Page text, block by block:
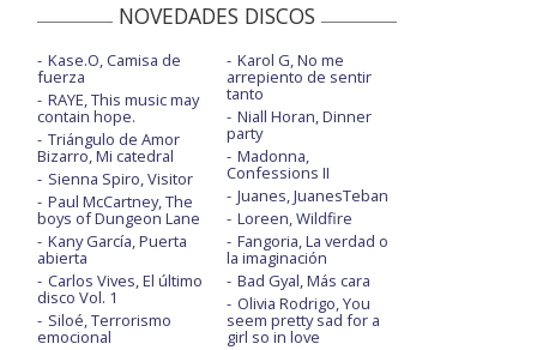
NOVEDADES DISCOS
Kase.O, Camisa de
fuerza
RAYE, This music may
contain hope.
Triángulo de Amor
Bizarro, Mi catedral
Sienna Spiro, Visitor
Paul McCartney, The
boys of Dungeon Lane
Kany García, Puerta
abierta
Carlos Vives, El último
disco Vol. 1
Siloé, Terrorismo
emocional
Karol G, No me
arrepiento de sentir
tanto
Niall Horan, Dinner
party
Madonna,
Confessions II
Juanes, JuanesTeban
Loreen, Wildfire
Fangoria, La verdad o
la imaginación
Bad Gyal, Más cara
Olivia Rodrigo, You
seem pretty sad for a
girl so in love